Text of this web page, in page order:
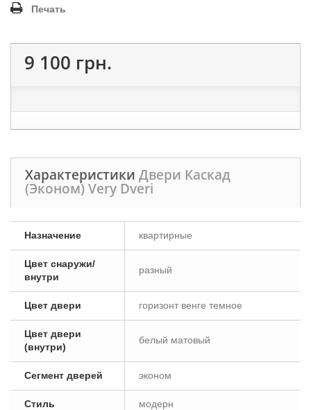
Печать
9 100 грн.
Характеристики Двери Каскад
(Эконом) Very Dveri
Назначение квартирные
Цвет снаружи/
внутри
разный
Цвет двери горизонт венге темное
Цвет двери
(внутри)
белый матовый
Сегмент дверей эконом
Стиль модерн